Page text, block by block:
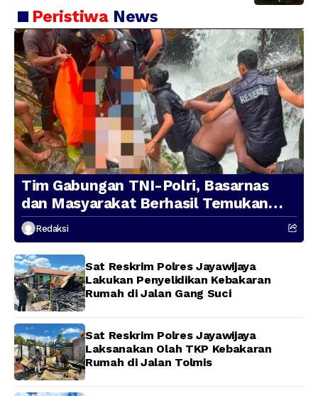
Peristiwa News
Tim Gabungan TNI-Polri, Basarnas
dan Masyarakat Berhasil Temukan
Presenter TVRI Papua Barat yang
Hilang di Sungai Memti
Redaksi
Sat Reskrim Polres Jayawijaya
Lakukan Penyelidikan Kebakaran
Rumah di Jalan Gang Suci
Sat Reskrim Polres Jayawijaya
Laksanakan Olah TKP Kebakaran
Rumah di Jalan Tolmis